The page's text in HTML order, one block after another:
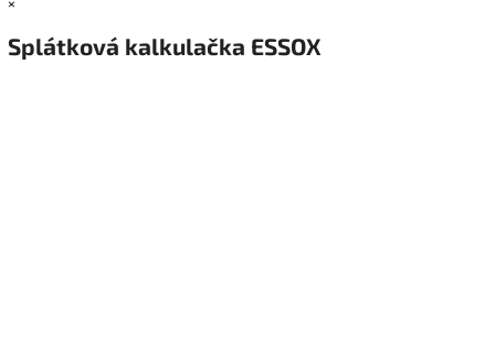
Splátková kalkulačka ESSOX